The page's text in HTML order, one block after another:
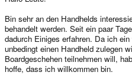
Bin sehr an den Handhelds
behandelt werden. Seit ein paar
dadurch Einiges erfahren. Da ich
unbedingt einen Handheld zulegen
Boardgeschehen teilnehmen will,
hoffe, dass ich willkommen bin.